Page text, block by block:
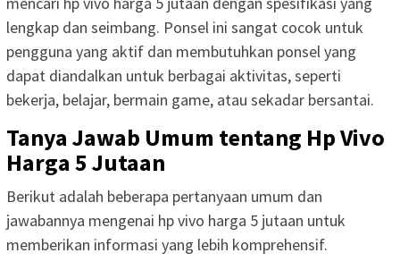
lengkap dan seimbang. Ponsel ini sangat cocok untuk
pengguna yang aktif dan membutuhkan ponsel yang
dapat diandalkan untuk berbagai aktivitas, seperti
bekerja, belajar, bermain game, atau sekadar bersantai.
Tanya Jawab Umum tentang Hp Vivo
Harga 5 Jutaan
Berikut adalah beberapa pertanyaan umum dan
jawabannya mengenai hp vivo harga 5 jutaan untuk
memberikan informasi yang lebih komprehensif.